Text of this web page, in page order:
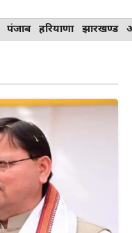
पंजाब हरियाणा झारखण्ड